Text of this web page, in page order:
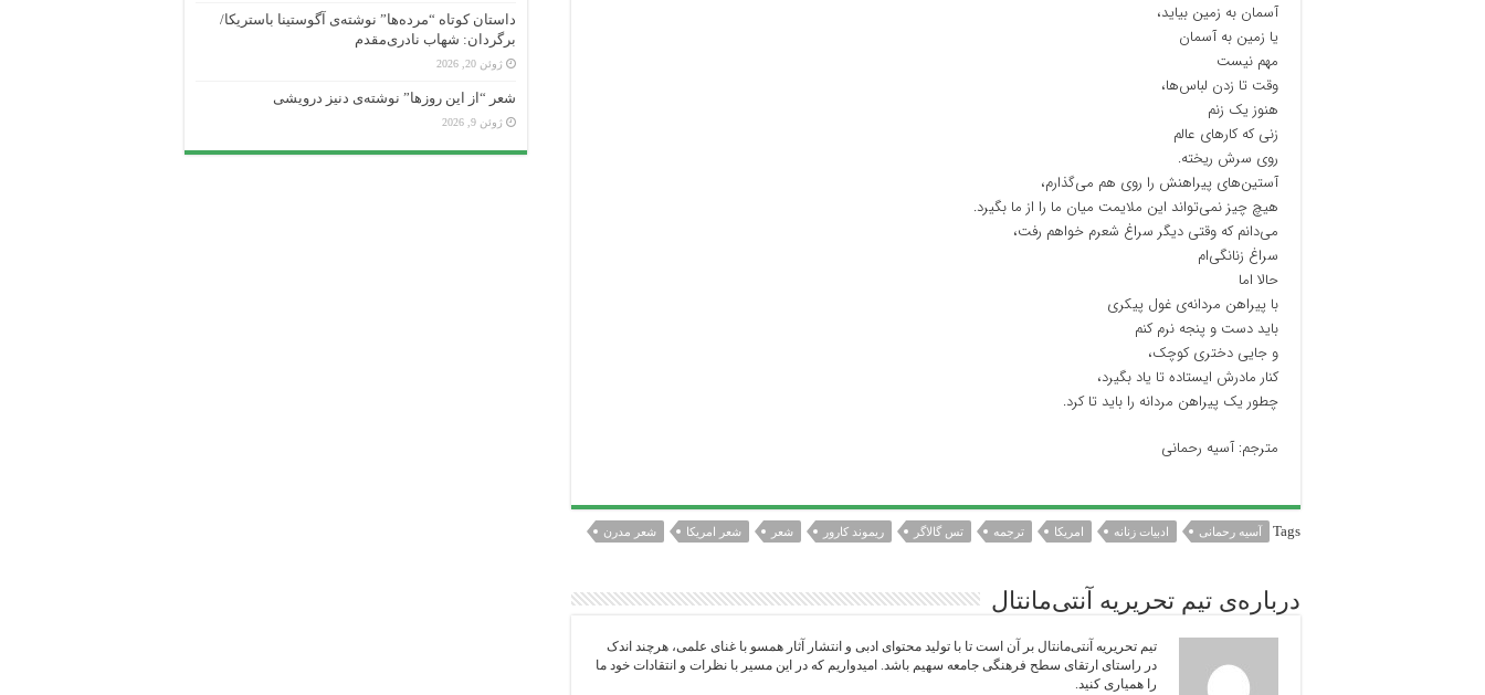
آسمان به زمین بیاید،
یا زمین به آسمان
مهم نیست
وقت تا زدن لباس‌ها،
هنوز یک زنم
زنی که کارهای عالم
روی سرش ریخته.
آستین‌های پیراهنش را روی هم می‌گذارم،
هیچ چیز نمی‌تواند این ملایمت میان ما را از ما بگیرد.
می‌دانم که وقتی دیگر سراغ شعرم خواهم رفت،
سراغ زنانگی‌ام
حالا اما
با پیراهن مردانه‌ی غول پیکری
باید دست و پنجه نرم کنم
و جایی دختری کوچک،
کنار مادرش ایستاده تا یاد بگیرد،
چطور یک پیراهن مردانه‌ را باید تا کرد.
مترجم: آسیه رحمانی
Tags آسیه رحمانی ادبیات زنانه امریکا ترجمه تس گالاگر ریموند کارور شعر شعر امریکا شعر مدرن
درباره‌ی تیم تحریریه آنتی‌مانتال
تیم تحریریه آنتی‌مانتال بر آن است تا با تولید محتوای ادبی و انتشار آثار همسو با غنای علمی، هرچند اندک
در راستای ارتقای سطح فرهنگی جامعه سهیم باشد. امیدواریم که در این مسیر با نظرات و انتقادات خود ما
را همیاری‌ کنید.
داستان کوتاه “مرده‌ها” نوشته‌ی آگوستینا باستریکا/
برگردان: شهاب نادری‌مقدم
ژوئن 20, 2026
شعر “از این روزها” نوشته‌ی دنیز درویشی
ژوئن 9, 2026